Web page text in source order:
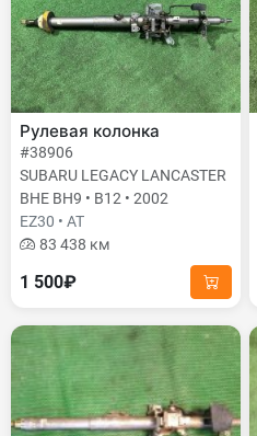
Рулевая колонка
#38906
SUBARU LEGACY LANCASTER
BHE BH9 • B12 • 2002
EZ30 • AT
83 438 км
1 500₽